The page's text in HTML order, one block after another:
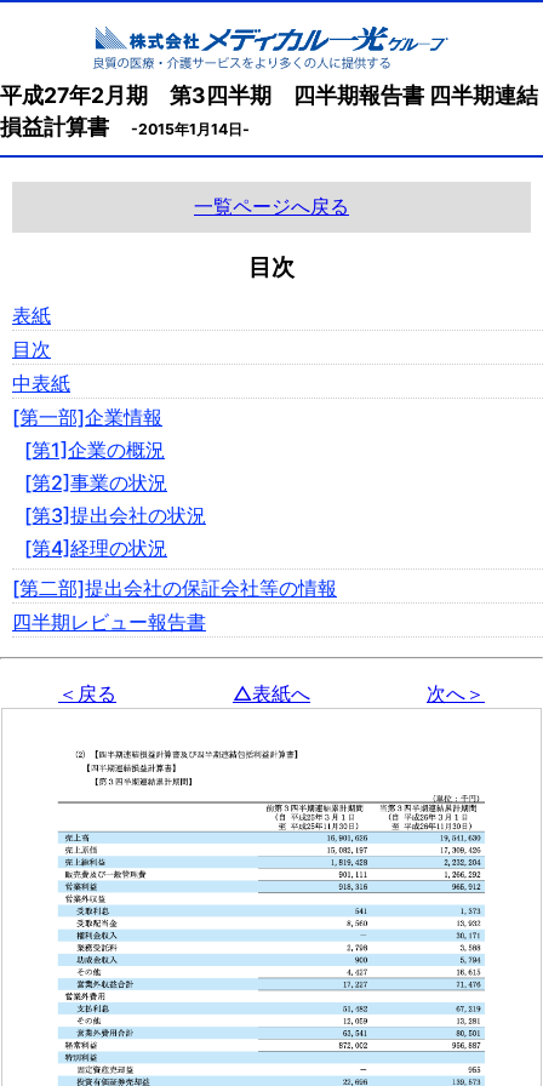
平成27年2月期 第3四半期 四半期報告書 四半期連結
損益計算書
-2015年1月14日-
一覧ページへ戻る
目次
表紙
目次
中表紙
[第一部]企業情報
[第1]企業の概況
[第2]事業の状況
[第3]提出会社の状況
[第4]経理の状況
[第二部]提出会社の保証会社等の情報
四半期レビュー報告書
＜戻る △表紙へ 次へ＞